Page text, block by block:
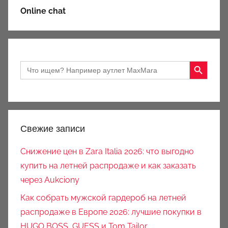
Online chat
Search
for:
Search Button
Свежие записи
Снижение цен в Zara Italia 2026: что выгодно
купить на летней распродаже и как заказать
через Aukciony
Как собрать мужской гардероб на летней
распродаже в Европе 2026: лучшие покупки в
HUGO BOSS, GUESS и Tom Tailor